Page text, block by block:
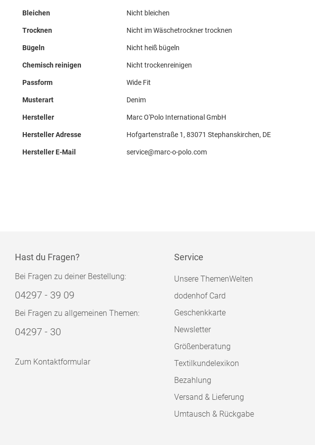
Bleichen Nicht bleichen
Trocknen Nicht im Wäschetrockner trocknen
Bügeln Nicht heiß bügeln
Chemisch reinigen Nicht trockenreinigen
Passform Wide Fit
Musterart Denim
Hersteller Marc O'Polo International GmbH
Hersteller Adresse Hofgartenstraße 1, 83071 Stephanskirchen, DE
Hersteller E-Mail service@marc-o-polo.com
Hast du Fragen?
Bei Fragen zu deiner Bestellung:
04297 - 39 09
Bei Fragen zu allgemeinen Themen:
04297 - 30
Zum Kontaktformular
Service
Unsere ThemenWelten
dodenhof Card
Geschenkkarte
Newsletter
Größenberatung
Textilkundelexikon
Bezahlung
Versand & Lieferung
Umtausch & Rückgabe